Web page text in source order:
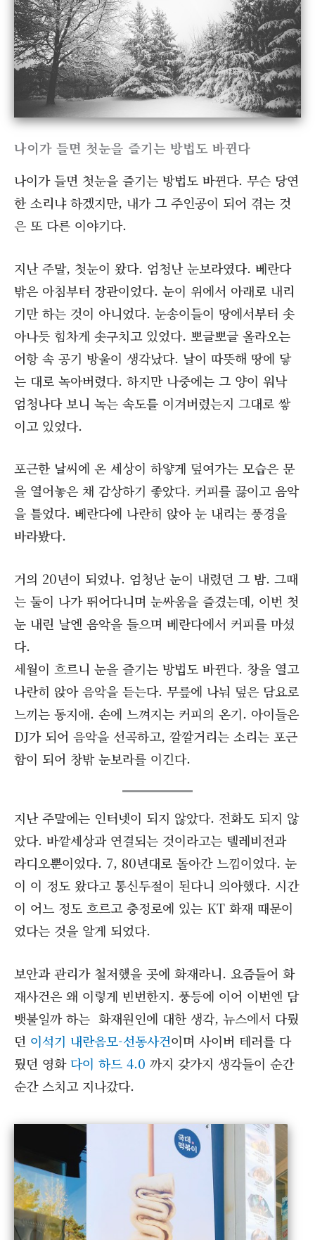
나이가 들면 첫눈을 즐기는 방법도 바뀐다
나이가 들면 첫눈을 즐기는 방법도 바뀐다. 무슨 당연
한 소리냐 하겠지만, 내가 그 주인공이 되어 겪는 것
은 또 다른 이야기다.
지난 주말, 첫눈이 왔다. 엄청난 눈보라였다. 베란다
밖은 아침부터 장관이었다. 눈이 위에서 아래로 내리
기만 하는 것이 아니었다. 눈송이들이 땅에서부터 솟
아나듯 힘차게 솟구치고 있었다. 뽀글뽀글 올라오는
어항 속 공기 방울이 생각났다. 날이 따뜻해 땅에 닿
는 대로 녹아버렸다. 하지만 나중에는 그 양이 워낙
엄청나다 보니 녹는 속도를 이겨버렸는지 그대로 쌓
이고 있었다.
포근한 날씨에 온 세상이 하얗게 덮여가는 모습은 문
을 열어놓은 채 감상하기 좋았다. 커피를 끓이고 음악
을 틀었다. 베란다에 나란히 앉아 눈 내리는 풍경을
바라봤다.
거의 20년이 되었나. 엄청난 눈이 내렸던 그 밤. 그때
는 둘이 나가 뛰어다니며 눈싸움을 즐겼는데, 이번 첫
눈 내린 날엔 음악을 들으며 베란다에서 커피를 마셨
다.
세월이 흐르니 눈을 즐기는 방법도 바뀐다. 창을 열고
나란히 앉아 음악을 듣는다. 무릎에 나눠 덮은 담요로
느끼는 동지애. 손에 느껴지는 커피의 온기. 아이들은
DJ가 되어 음악을 선곡하고, 깔깔거리는 소리는 포근
함이 되어 창밖 눈보라를 이긴다.
지난 주말에는 인터넷이 되지 않았다. 전화도 되지 않
았다. 바깥세상과 연결되는 것이라고는 텔레비전과
라디오뿐이었다. 7, 80년대로 돌아간 느낌이었다. 눈
이 이 정도 왔다고 통신두절이 된다니 의아했다. 시간
이 어느 정도 흐르고 충정로에 있는 KT 화재 때문이
었다는 것을 알게 되었다.
보안과 관리가 철저했을 곳에 화재라니. 요즘들어 화
재사건은 왜 이렇게 빈번한지. 풍등에 이어 이번엔 담
뱃불일까 하는 화재원인에 대한 생각, 뉴스에서 다뤘
던 이석기 내란음모-선동사건이며 사이버 테러를 다
뤘던 영화 다이 하드 4.0 까지 갖가지 생각들이 순간
순간 스치고 지나갔다.